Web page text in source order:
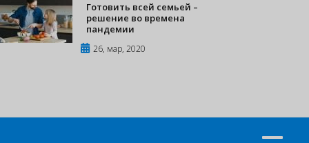
Готовить всей семьей –
решение во времена
пандемии
26, мар, 2020